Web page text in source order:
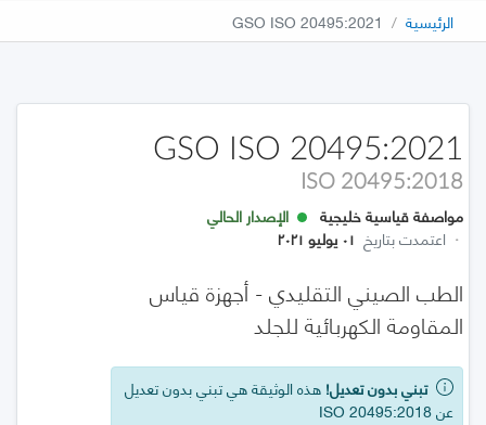
الرئيسية GSO ISO 20495:2021
GSO ISO 20495:2021
ISO 20495:2018
مواصفة قياسية خليجية
الإصدار الحالي
· اعتمدت بتاريخ ٠١ يوليو ٢٠٢١
الطب الصيني التقليدي - أجهزة قياس
المقاومة الكهربائية للجلد
تبني بدون تعديل! هذه الوثيقة هي تبني بدون تعديل
عن ISO 20495:2018